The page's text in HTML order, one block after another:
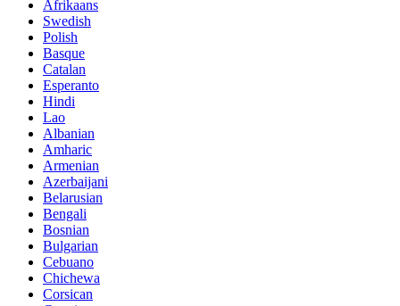
Afrikaans
Swedish
Polish
Basque
Catalan
Esperanto
Hindi
Lao
Albanian
Amharic
Armenian
Azerbaijani
Belarusian
Bengali
Bosnian
Bulgarian
Cebuano
Chichewa
Corsican